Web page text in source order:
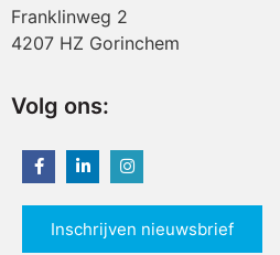
Franklinweg 2
4207 HZ Gorinchem
Volg ons:
Inschrijven nieuwsbrief